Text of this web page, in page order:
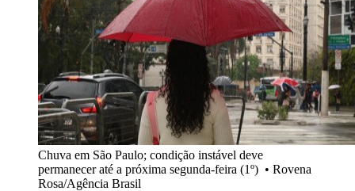
Chuva em São Paulo; condição instável deve
permanecer até a próxima segunda-feira (1º) • Rovena
Rosa/Agência Brasil